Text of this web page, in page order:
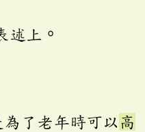
述上。
了老年時可以 高